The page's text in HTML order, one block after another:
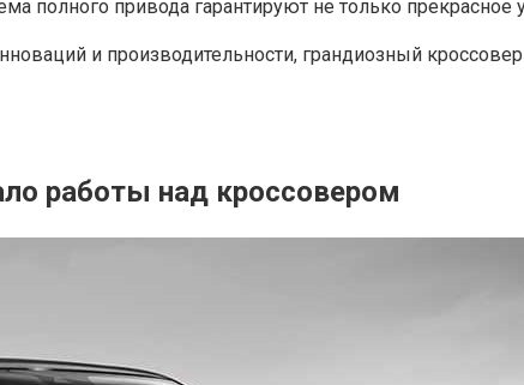
полного привода гарантируют не только
и производительности, грандиозный
работы над кроссовером